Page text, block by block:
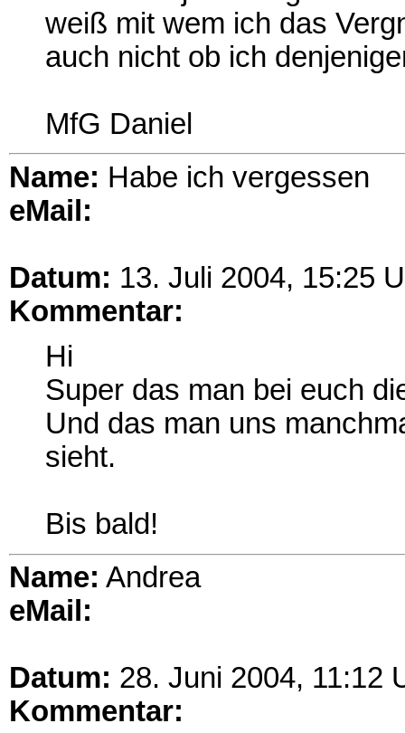
weiß mit wem ich das
auch nicht ob ich
MfG Daniel
Name: Habe ich vergessen
eMail:
Datum: 13. Juli 2004, 15:25
Kommentar:
Hi
Super das man bei euch
Und das man uns
sieht.
Bis bald!
Name: Andrea
eMail:
Datum: 28. Juni 2004, 11:12
Kommentar: